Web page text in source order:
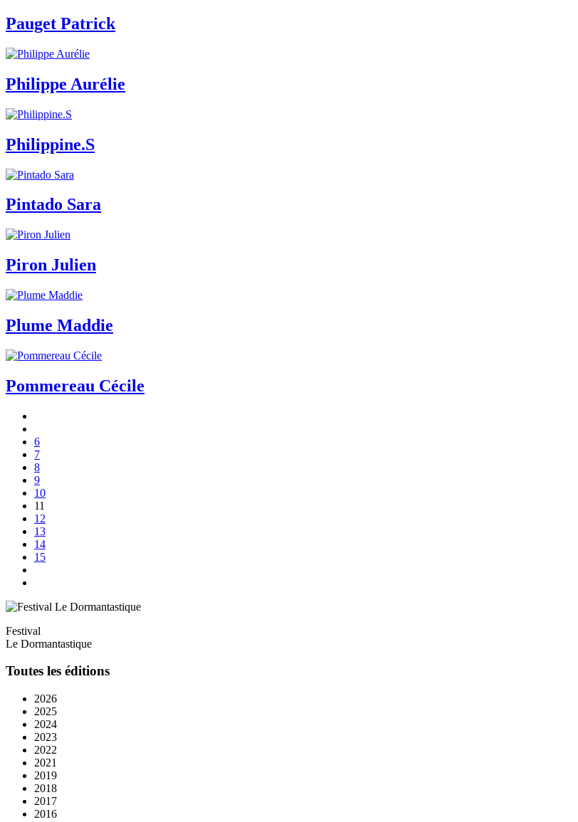
Pauget Patrick
Philippe Aurélie
Philippine.S
Pintado Sara
Piron Julien
Plume Maddie
Pommereau Cécile
6
7
8
9
10
11
12
13
14
15
Festival
Le Dormantastique
Toutes les éditions
2026
2025
2024
2023
2022
2021
2019
2018
2017
2016